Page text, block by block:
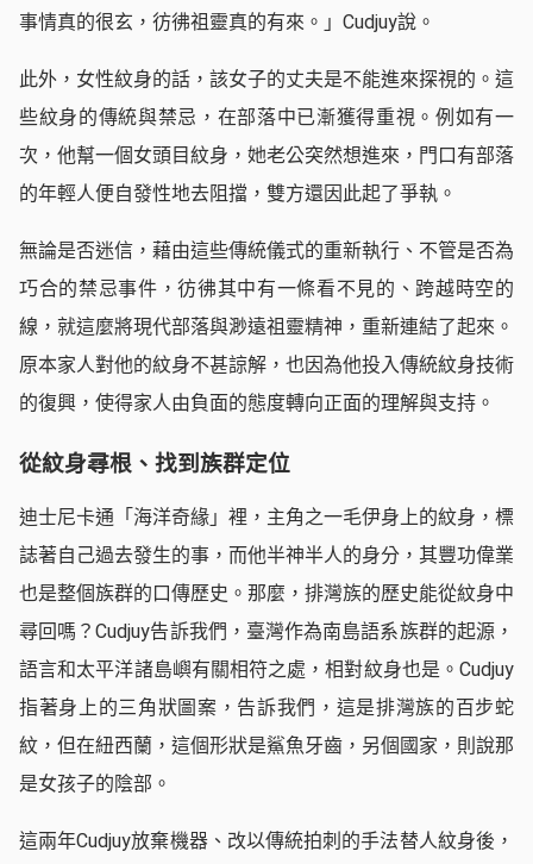
事情真的很玄，彷彿祖靈真的有來。」Cudjuy說。
此外，女性紋身的話，該女子的丈夫是不能進來探視的。這
些紋身的傳統與禁忌，在部落中已漸獲得重視。例如有一
次，他幫一個女頭目紋身，她老公突然想進來，門口有部落
的年輕人便自發性地去阻擋，雙方還因此起了爭執。
無論是否迷信，藉由這些傳統儀式的重新執行、不管是否為
巧合的禁忌事件，彷彿其中有一條看不見的、跨越時空的
線，就這麼將現代部落與渺遠祖靈精神，重新連結了起來。
原本家人對他的紋身不甚諒解，也因為他投入傳統紋身技術
的復興，使得家人由負面的態度轉向正面的理解與支持。
從紋身尋根、找到族群定位
迪士尼卡通「海洋奇緣」裡，主角之一毛伊身上的紋身，標
誌著自己過去發生的事，而他半神半人的身分，其豐功偉業
也是整個族群的口傳歷史。那麼，排灣族的歷史能從紋身中
尋回嗎？Cudjuy告訴我們，臺灣作為南島語系族群的起源，
語言和太平洋諸島嶼有關相符之處，相對紋身也是。Cudjuy
指著身上的三角狀圖案，告訴我們，這是排灣族的百步蛇
紋，但在紐西蘭，這個形狀是鯊魚牙齒，另個國家，則說那
是女孩子的陰部。
這兩年Cudjuy放棄機器、改以傳統拍刺的手法替人紋身後，